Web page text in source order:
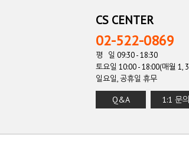
CS CENTER
02-522-0869
평 일 09:30 - 18:30
토요일 10:00 - 18:00(매월 1,
일요일, 공휴일 휴무
Q&A 1:1 문의